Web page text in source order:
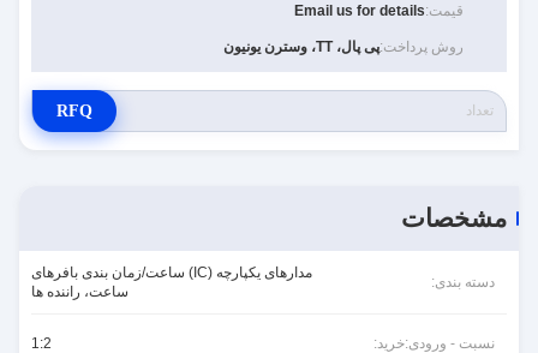
قیمت:Email us for details
روش پرداخت:پی پال، TT، وسترن یونیون
RFQ
مشخصات
دسته بندی:
مدارهای یکپارچه (IC) ساعت/زمان بندی بافرهای
ساعت، راننده ها
نسبت - ورودی:خرید: 1:2